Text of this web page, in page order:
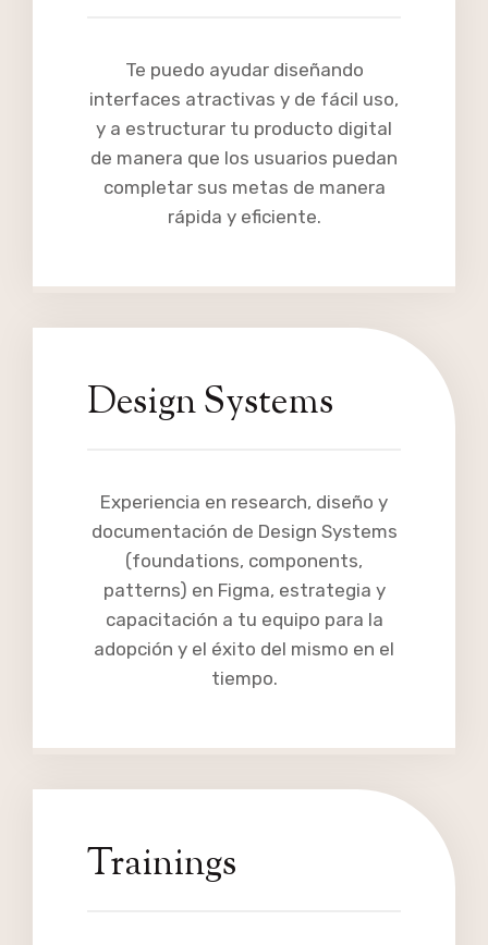
Te puedo ayudar diseñando
interfaces atractivas y de fácil uso,
y a estructurar tu producto digital
de manera que los usuarios puedan
completar sus metas de manera
rápida y eficiente.
Design Systems
Experiencia en research, diseño y
documentación de Design Systems
(foundations, components,
patterns) en Figma, estrategia y
capacitación a tu equipo para la
adopción y el éxito del mismo en el
tiempo.
Trainings